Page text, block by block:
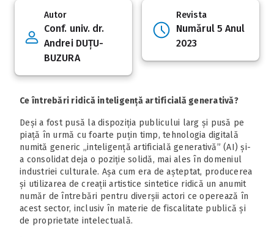
Autor
Conf. univ. dr.
Andrei DUȚU-
BUZURA
Revista
Numărul 5 Anul
2023
Ce întrebări ridică inteligență artificială generativă?
Deși a fost pusă la dispoziția publicului larg și pusă pe
piață în urmă cu foarte puțin timp, tehnologia digitală
numită generic „inteligență artificială generativă” (AI) și-
a consolidat deja o poziție solidă, mai ales în domeniul
industriei culturale. Așa cum era de așteptat, producerea
și utilizarea de creații artistice sintetice ridică un anumit
număr de întrebări pentru diverșii actori ce operează în
acest sector, inclusiv în materie de fiscalitate publică și
de proprietate intelectuală.